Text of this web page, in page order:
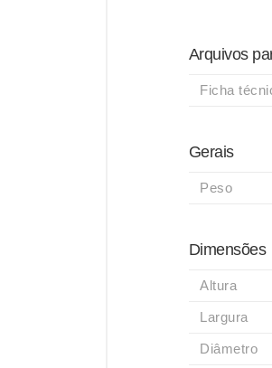
Arquivos
Ficha
Gerais
Peso
Dimensões
Altura
Largura
Diâmetro